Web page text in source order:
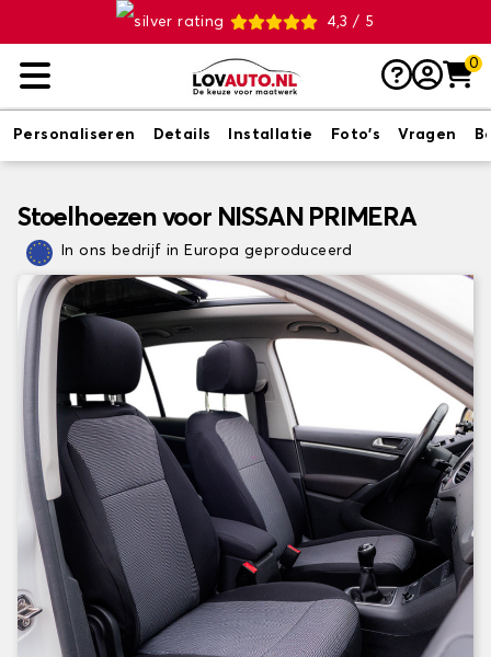
4,3 / 5
0
Personaliseren Details Installatie Foto's Vragen
Stoelhoezen voor NISSAN PRIMERA
In ons bedrijf in Europa geproduceerd